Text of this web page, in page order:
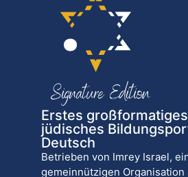
Erstes
jüdisches
Deutsch
Betrieben von Imrey Israel,
gemeinnützigen Organisation